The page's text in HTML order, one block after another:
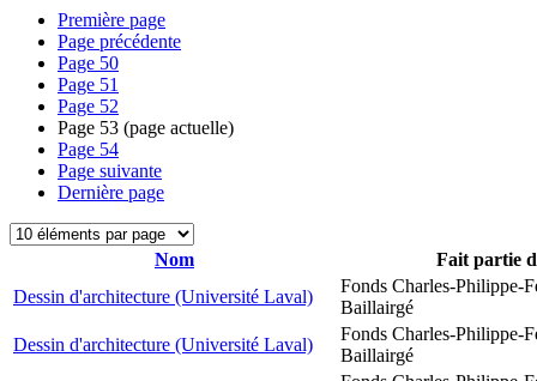
Première page
Page précédente
Page 50
Page 51
Page 52
Page 53 (page actuelle)
Page 54
Page suivante
Dernière page
Nom
Fait partie
Dessin d'architecture (Université Laval)
Fonds Charles-Philippe-
Baillairgé
Dessin d'architecture (Université Laval)
Fonds Charles-Philippe-
Baillairgé